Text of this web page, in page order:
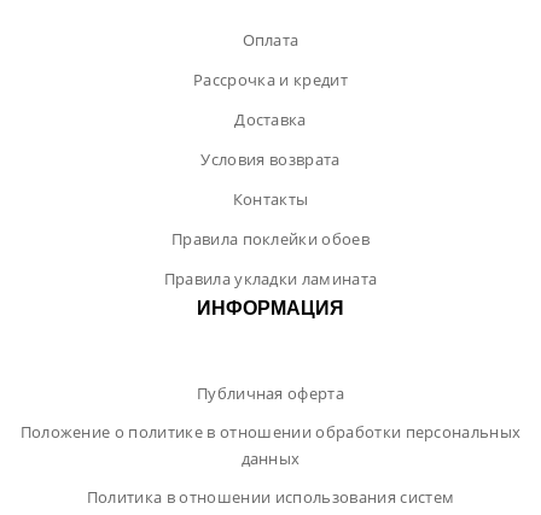
Оплата
Рассрочка и кредит
Доставка
Условия возврата
Контакты
Правила поклейки обоев
Правила укладки ламината
ИНФОРМАЦИЯ
Публичная оферта
Положение о политике в отношении обработки персональных
данных
Политика в отношении использования систем